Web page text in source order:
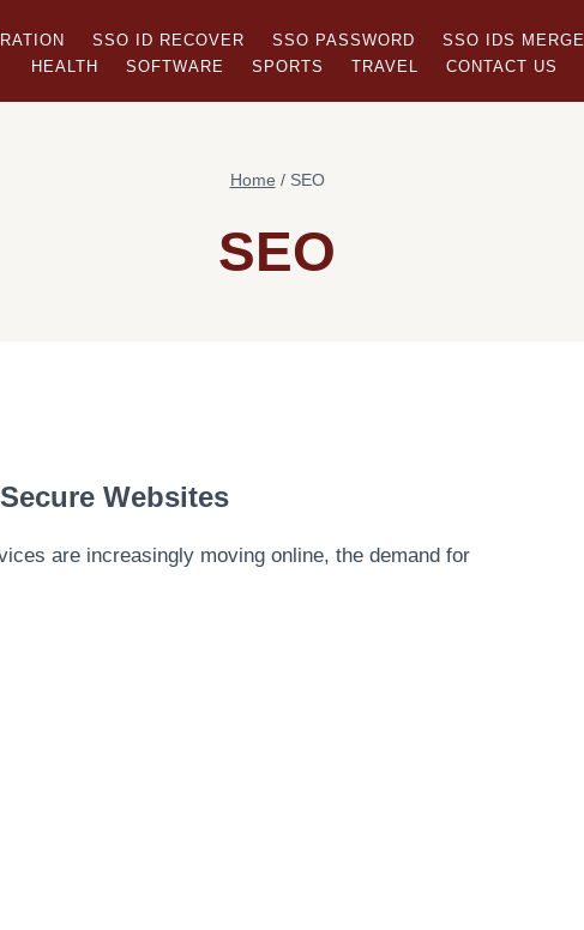
SSO ID RECOVER SSO PASSWORD SSO IDS MERGE
HEALTH
SOFTWARE SPORTS TRAVEL CONTACT US
Home / SEO
SEO
Websites
are increasingly moving online, the demand for